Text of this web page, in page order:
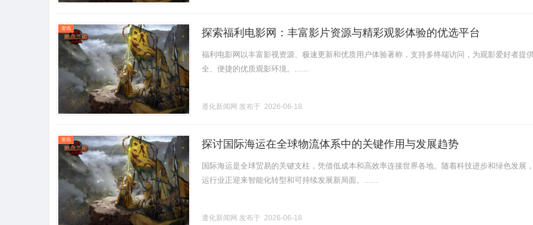
资讯 探索福利电影网：丰富影片资源与精彩观影体验的优选平台
福利电影网以丰富影视资源、极速更新和优质用户体验著称，支持多终端访问，为观影爱好者提
全、便捷的优质观影环境。......
遵化新闻网 发布于 2026-06-18
资讯 探讨国际海运在全球物流体系中的关键作用与发展趋势
国际海运是全球贸易的关键支柱，凭借低成本和高效率连接世界各地。随着科技进步和绿色发展
运行业正迎来智能化转型和可持续发展新局面。......
遵化新闻网 发布于 2026-06-18